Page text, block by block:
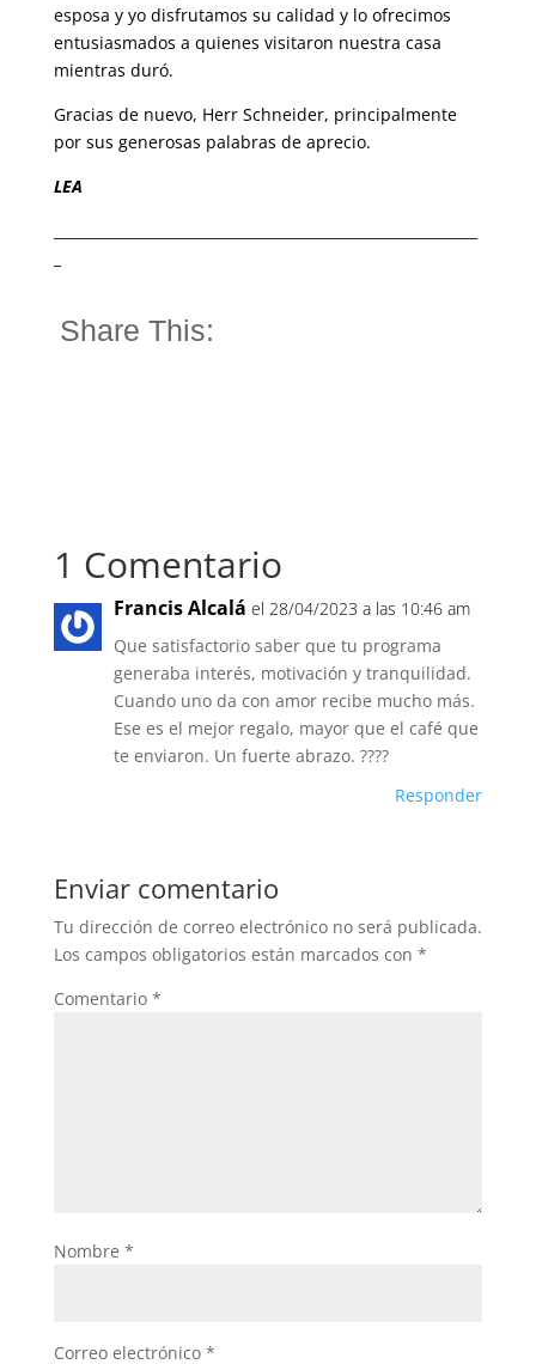
esposa y yo disfrutamos su calidad y lo ofrecimos
entusiasmados a quienes visitaron nuestra casa
mientras duró.
Gracias de nuevo, Herr Schneider, principalmente
por sus generosas palabras de aprecio.
LEA
Share This:
1 Comentario
Francis Alcalá el 28/04/2023 a las 10:46 am
Que satisfactorio saber que tu programa
generaba interés, motivación y tranquilidad.
Cuando uno da con amor recibe mucho más.
Ese es el mejor regalo, mayor que el café que
te enviaron. Un fuerte abrazo. ????
Responder
Enviar comentario
Tu dirección de correo electrónico no será publicada.
Los campos obligatorios están marcados con *
Comentario *
Nombre *
Correo electrónico *